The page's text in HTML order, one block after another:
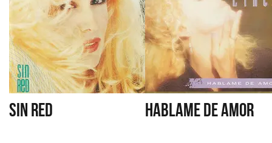
SIN RED HABLAME DE AMOR